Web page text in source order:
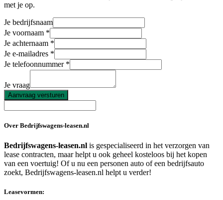
met je op.
Je bedrijfsnaam
Je voornaam
Je achternaam
Je e-mailadres
Je telefoonnummer
Je vraag
Aanvraag versturen
Over Bedrijfswagens-leasen.nl
Bedrijfswagens-leasen.nl is gespecialiseerd in het verzorgen van
lease contracten, maar helpt u ook geheel kosteloos bij het kopen
van een voertuig! Of u nu een personen auto of een bedrijfsauto
zoekt, Bedrijfswagens-leasen.nl helpt u verder!
Leasevormen: